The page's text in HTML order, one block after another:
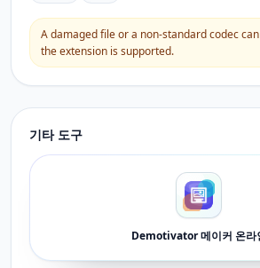
A damaged file or a non-standard codec
the extension is supported.
기타 도구
Demotivator 메이커 온라